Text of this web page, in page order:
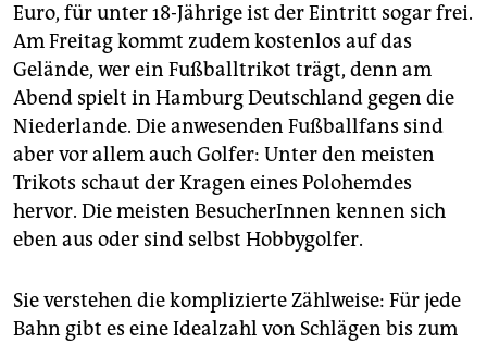
Euro, für unter 18-Jährige ist der Eintritt sogar frei.
Am Freitag kommt zudem kostenlos auf das
Gelände, wer ein Fußballtrikot trägt, denn am
Abend spielt in Hamburg Deutschland gegen die
Niederlande. Die anwesenden Fußballfans sind
aber vor allem auch Golfer: Unter den meisten
Trikots schaut der Kragen eines Polohemdes
hervor. Die meisten BesucherInnen kennen sich
eben aus oder sind selbst Hobbygolfer.
Sie verstehen die komplizierte Zählweise: Für jede
Bahn gibt es eine Idealzahl von Schlägen bis zum